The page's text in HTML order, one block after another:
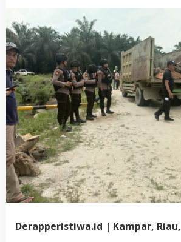
Derapperistiwa.id | Kampar, Riau,